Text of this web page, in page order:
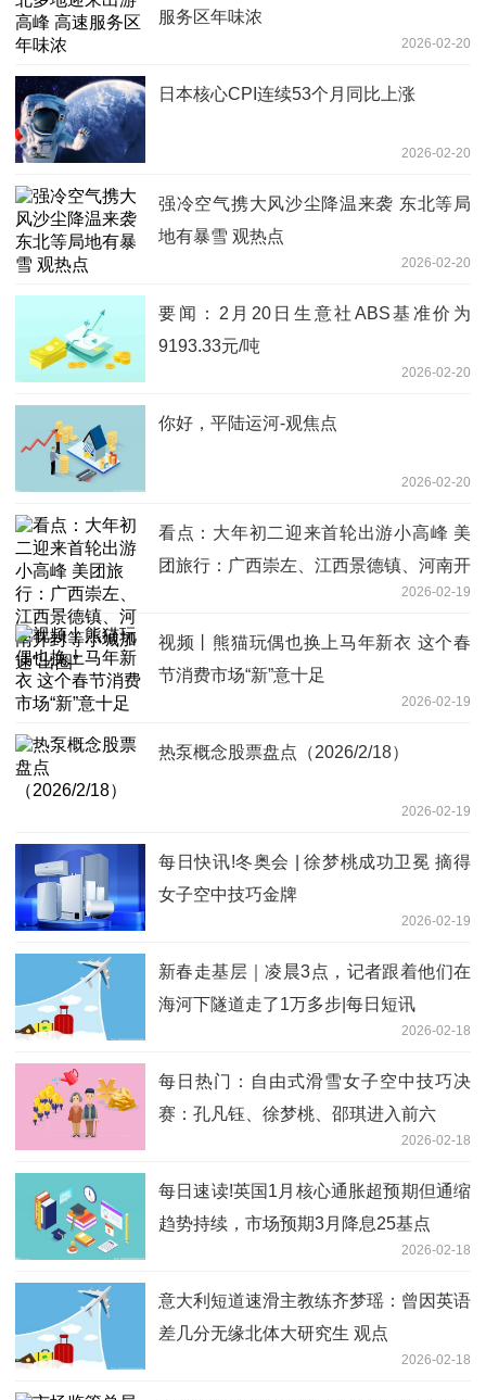
服务区年味浓
2026-02-20
日本核心CPI连续53个月同比上涨
2026-02-20
强冷空气携大风沙尘降温来袭 东北等局
地有暴雪 观热点
2026-02-20
要闻：2月20日生意社ABS基准价为
9193.33元/吨
2026-02-20
你好，平陆运河-观焦点
2026-02-20
看点：大年初二迎来首轮出游小高峰 美
团旅行：广西崇左、江西景德镇、河南开
2026-02-19
视频丨熊猫玩偶也换上马年新衣 这个春
节消费市场“新”意十足
2026-02-19
热泵概念股票盘点（2026/2/18）
2026-02-19
每日快讯!冬奥会 | 徐梦桃成功卫冕 摘得
女子空中技巧金牌
2026-02-19
新春走基层｜凌晨3点，记者跟着他们在
海河下隧道走了1万多步|每日短讯
2026-02-18
每日热门：自由式滑雪女子空中技巧决
赛：孔凡钰、徐梦桃、邵琪进入前六
2026-02-18
每日速读!英国1月核心通胀超预期但通缩
趋势持续，市场预期3月降息25基点
2026-02-18
意大利短道速滑主教练齐梦瑶：曾因英语
差几分无缘北体大研究生 观点
2026-02-18